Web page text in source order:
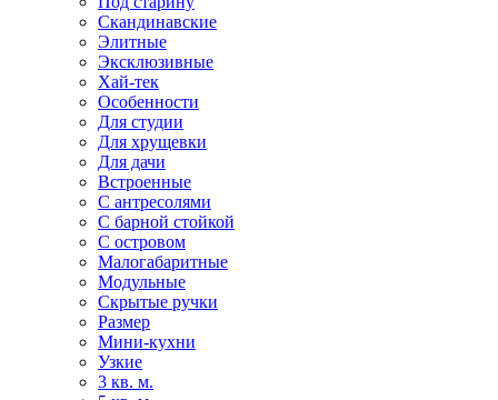
Скандинавские
Элитные
Эксклюзивные
Хай-тек
Особенности
Для студии
Для хрущевки
Для дачи
Встроенные
С антресолями
С барной стойкой
С островом
Малогабаритные
Модульные
Скрытые ручки
Размер
Мини-кухни
Узкие
3 кв. м.